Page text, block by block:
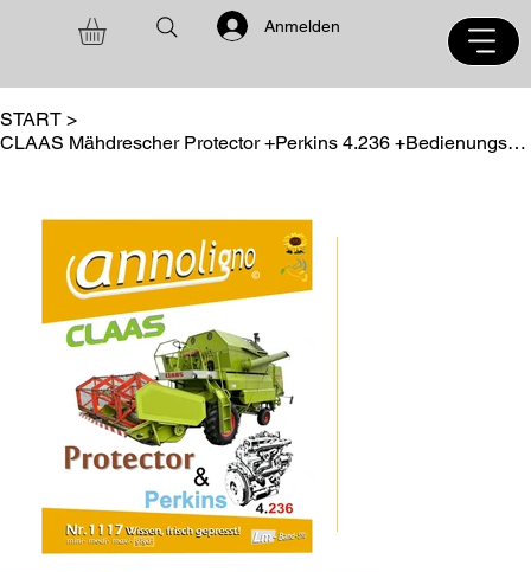
Anmelden
START >
CLAAS Mähdrescher Protector +Perkins 4.236 +Bedienungsanleitung +Ersatzteilliste